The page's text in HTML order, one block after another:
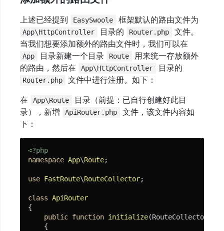
据
库
Socket
务
上述已经提到 EasySwoole 框架默认的路由文件为
App\HttpController 目录的 Router.php
文件。
当我们想要添加额外的路由文件时，我们可以在
App 目录新建一个目录 Route
用来统一存放额外
的路由，然后在
App\HttpController 目录的
Router.php
文件中进行注册。如下：
在
App\Route
目录（前提：已自行创建好此目
录），新增
ApiRouter.php
文件，该文件内容如
下：
<?php
namespace App\Route;
use FastRoute\RouteCollector;
class ApiRouter
{
public function initialize(RouteCollector
{